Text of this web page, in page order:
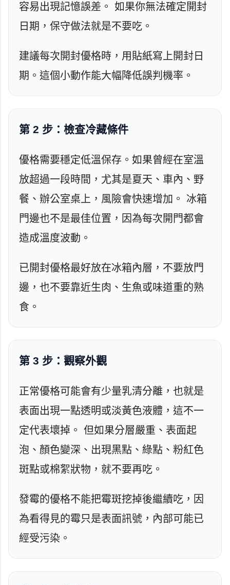
容易出現記憶誤差。 如果你無法確定開封
日期，保守做法就是不要吃。
建議每次開封優格時，用貼紙寫上開封日
期。這個小動作能大幅降低誤判機率。
第 2 步：檢查冷藏條件
優格需要穩定低溫保存。如果曾經在室溫
放超過一段時間，尤其是夏天、車內、野
餐、辦公室桌上，風險會快速增加。 冰箱
門邊也不是最佳位置，因為每次開門都會
造成溫度波動。
已開封優格最好放在冰箱內層，不要放門
邊，也不要靠近生肉、生魚或味道重的熟
食。
第 3 步：觀察外觀
正常優格可能會有少量乳清分離，也就是
表面出現一點透明或淡黃色液體，這不一
定代表壞掉。 但如果分層嚴重、表面起
泡、顏色變深、出現黑點、綠點、粉紅色
斑點或棉絮狀物，就不要再吃。
發霉的優格不能把霉斑挖掉後繼續吃，因
為看得見的霉只是表面訊號，內部可能已
經受污染。